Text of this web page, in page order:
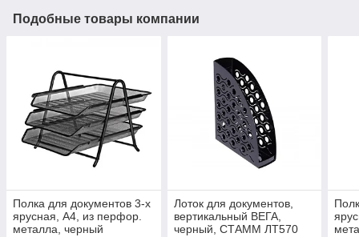
Подобные товары компании
Полка для документов 3-х
ярусная, А4, из перфор.
металла, черный
Лоток для документов,
вертикальный ВЕГА,
черный, СТАММ ЛТ570